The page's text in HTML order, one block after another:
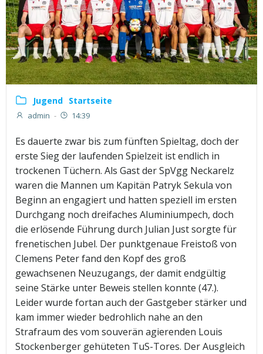
Jugend Startseite
admin - 14:39
Es dauerte zwar bis zum fünften Spieltag, doch der
erste Sieg der laufenden Spielzeit ist endlich in
trockenen Tüchern. Als Gast der SpVgg Neckarelz
waren die Mannen um Kapitän Patryk Sekula von
Beginn an engagiert und hatten speziell im ersten
Durchgang noch dreifaches Aluminiumpech, doch
die erlösende Führung durch Julian Just sorgte für
frenetischen Jubel. Der punktgenaue Freistoß von
Clemens Peter fand den Kopf des groß
gewachsenen Neuzugangs, der damit endgültig
seine Stärke unter Beweis stellen konnte (47.).
Leider wurde fortan auch der Gastgeber stärker und
kam immer wieder bedrohlich nahe an den
Strafraum des vom souverän agierenden Louis
Stockenberger gehüteten TuS-Tores. Der Ausgleich